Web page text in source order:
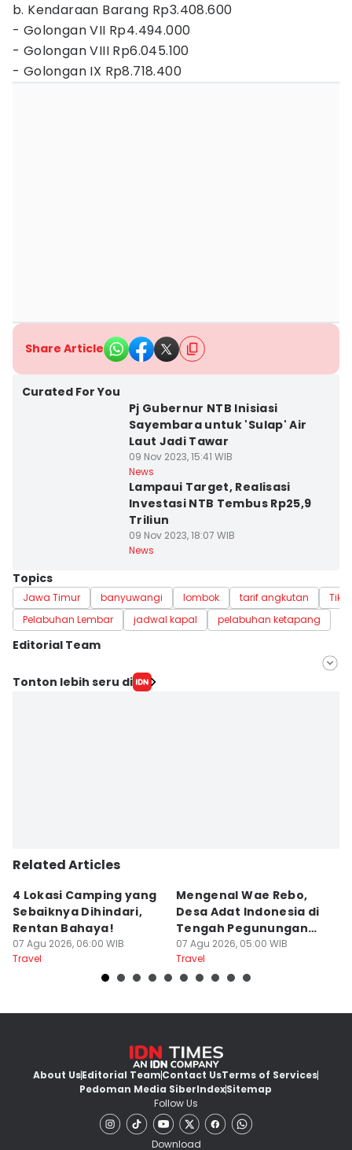
b. Kendaraan Barang Rp3.408.600
- Golongan VII Rp4.494.000
- Golongan VIII Rp6.045.100
- Golongan IX Rp8.718.400
Share Article
Curated For You
Pj Gubernur NTB Inisiasi
Sayembara untuk 'Sulap' Air
Laut Jadi Tawar
09 Nov 2023, 15:41 WIB
News
Lampaui Target, Realisasi
Investasi NTB Tembus Rp25,9
Triliun
09 Nov 2023, 18:07 WIB
News
Topics
Jawa Timur banyuwangi lombok tarif angkutan
Pelabuhan Lembar
jadwal kapal pelabuhan ketapang
Editorial Team
Editor
Tonton lebih seru di
Related Articles
4 Lokasi Camping yang
Sebaiknya Dihindari,
Rentan Bahaya!
07 Agu 2026, 06:00 WIB
Travel
Mengenal Wae Rebo,
Desa Adat Indonesia di
Tengah Pegunungan
Flores
07 Agu 2026, 05:00 WIB
Travel
About UsEditorial TeamContact UsTerms of Services
Pedoman Media SiberIndexSitemap
Follow Us
Download